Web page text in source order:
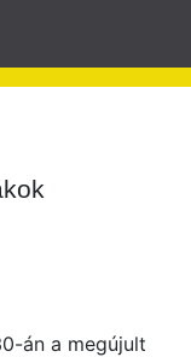
án a megújult